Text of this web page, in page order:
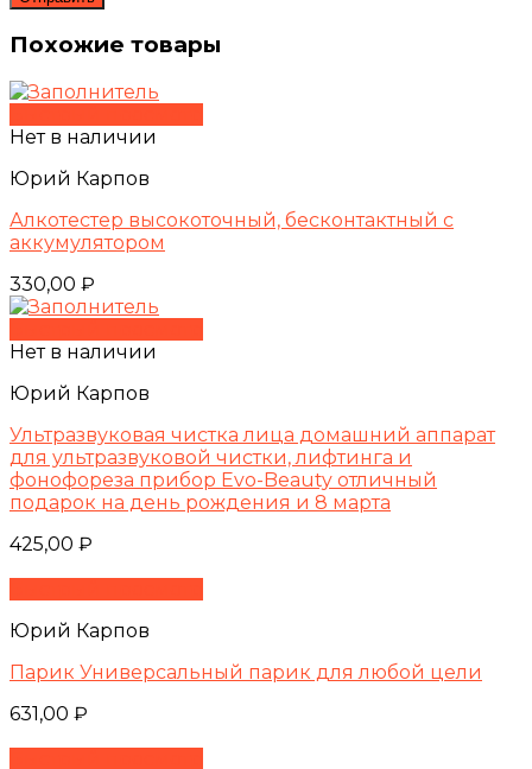
Похожие товары
Нет в наличии
Юрий Карпов
Алкотестер высокоточный, бесконтактный с
аккумулятором
330,00 ₽
Нет в наличии
Юрий Карпов
Ультразвуковая чистка лица домашний аппарат
для ультразвуковой чистки, лифтинга и
фонофореза прибор Evo-Beauty отличный
подарок на день рождения и 8 марта
425,00 ₽
Юрий Карпов
Парик Универсальный парик для любой цели
631,00 ₽